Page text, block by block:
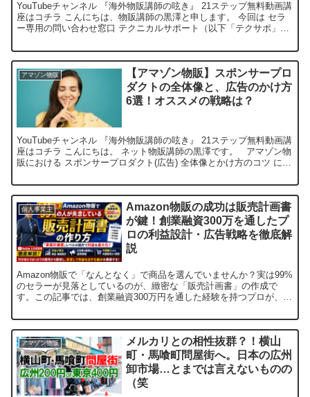
YouTubeチャンネル 『海外物販講師の呟き』 21ステップ無料動画講
座はコチラ こんにちは、物販講師の黒澤と申します。 今回は セラ
ー専用の問い合わせ窓口 テクニカルサポート（以下「テクサポ」）
アマゾン物販
【アマゾン物販】スポンサープロ
ダクトの全体像と、広告のかけ方
6選！オススメの戦略は？
YouTubeチャンネル 『海外物販講師の呟き』 21ステップ無料動画講
座はコチラ こんにちは。 ネット物販講師の黒澤です。 アマゾン物
販における スポンサープロダクト(広告) 全体像とかけ方のコツ につ
個人事業主
Amazon物販の成功は販売計画書
が鍵！創業融資300万を通したプ
ロの利益設計・広告戦略を徹底解
説
Amazon物販で「なんとなく」で商品を選んでいませんか？実は99%
のセラーが見落としているのが、緻密な「販売計画書」の作成で
す。この記事では、創業融資300万円を通した経験を持つプロが、事
アマゾン物販
メルカリとの相性抜群？！横山
町・馬喰町問屋街へ。日本の広州
卸市場…とまでは言えないものの
（笑